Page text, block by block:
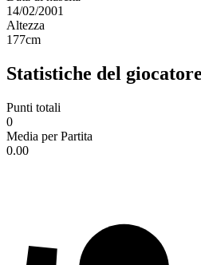
14/02/2001
Altezza
177cm
Statistiche del
Punti totali
0
Media per Partita
0.00